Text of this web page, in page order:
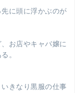
に頭に浮かぶのが
お店やキャバ嬢に
。
きなり黒服の仕事